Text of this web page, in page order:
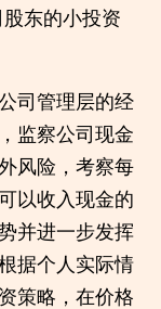
东的小投资
司管理层的经
监察公司现金
风险，考察每
以收入现金的
并进一步发挥
据个人实际情
策略，在价格